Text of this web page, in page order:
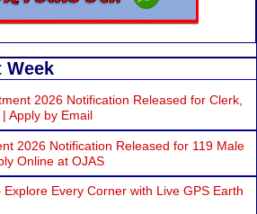
Week
2026 Notification Released for Clerk,
Apply by Email
2026 Notification Released for 119 Male
Online at OJAS
Every Corner with Live GPS Earth